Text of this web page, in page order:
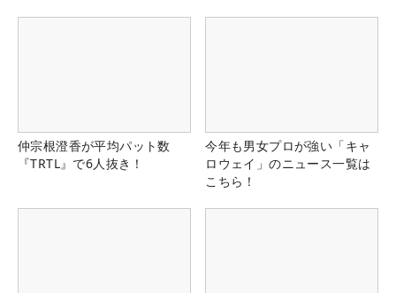
仲宗根澄香が平均パット数
『TRTL』で6人抜き！
今年も男女プロが強い「キャ
ロウェイ」のニュース一覧は
こちら！